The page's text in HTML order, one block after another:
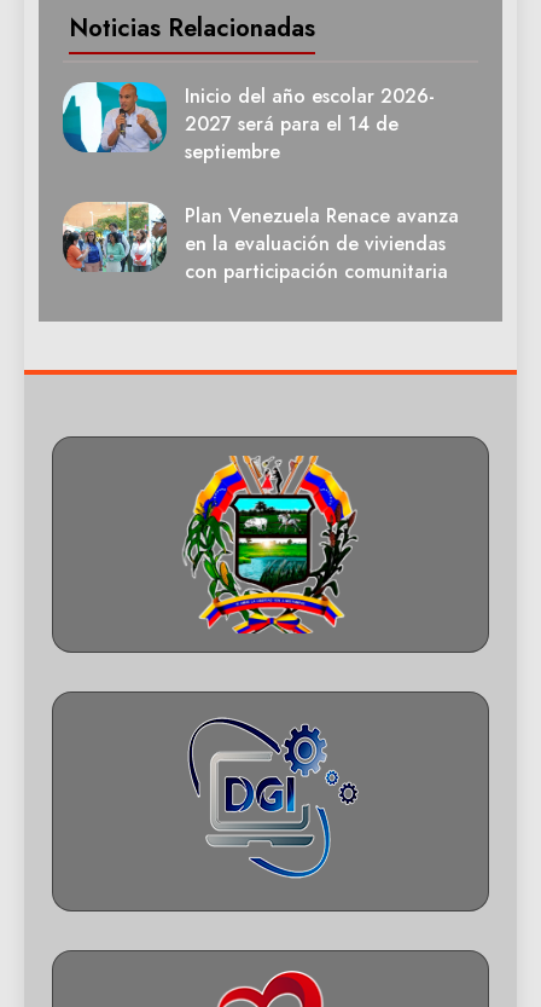
Noticias Relacionadas
Inicio del año escolar 2026-
2027 será para el 14 de
septiembre
Plan Venezuela Renace avanza
en la evaluación de viviendas
con participación comunitaria